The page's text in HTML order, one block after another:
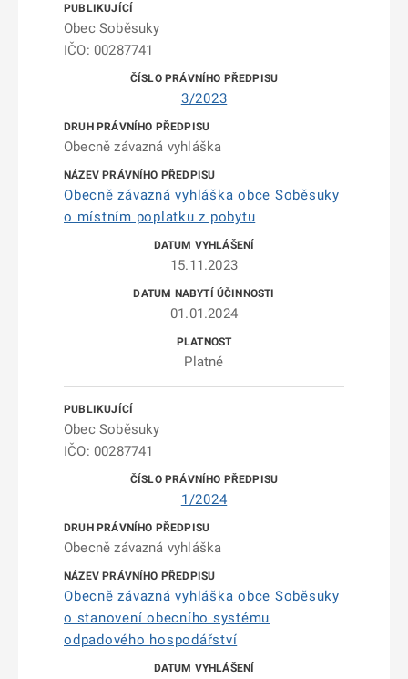
Obec Soběsuky
IČO: 00287741
3/2023
Obecně závazná vyhláška
Obecně závazná vyhláška obce Soběsuky
o místním poplatku z pobytu
15.11.2023
01.01.2024
Platné
Obec Soběsuky
IČO: 00287741
1/2024
Obecně závazná vyhláška
Obecně závazná vyhláška obce Soběsuky
o stanovení obecního systému
odpadového hospodářství